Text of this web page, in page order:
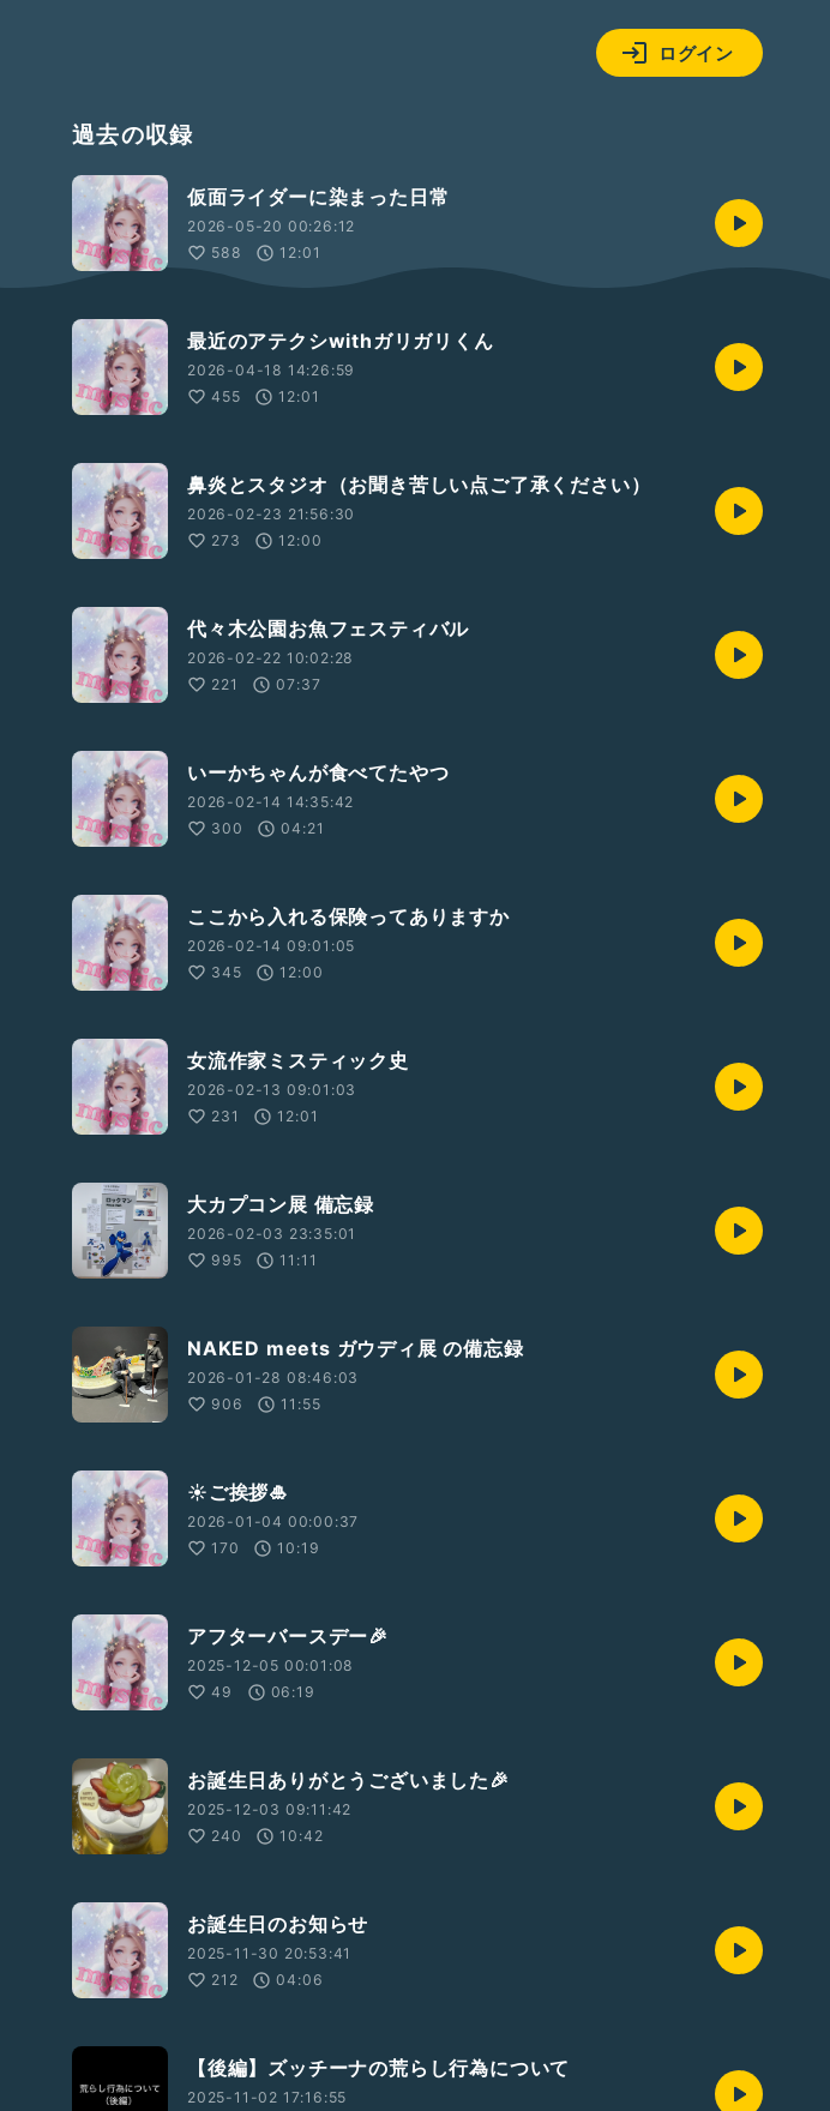
ログイン
過去の収録
仮面ライダーに染まった日常
2026-05-20 00:26:12
588
12:01
最近のアテクシwithガリガリくん
2026-04-18 14:26:59
455
12:01
鼻炎とスタジオ（お聞き苦しい点ご了承ください）
2026-02-23 21:56:30
273
12:00
代々木公園お魚フェスティバル
2026-02-22 10:02:28
221
07:37
いーかちゃんが食べてたやつ
2026-02-14 14:35:42
300
04:21
ここから入れる保険ってありますか
2026-02-14 09:01:05
345
12:00
女流作家ミスティック史
2026-02-13 09:01:03
231
12:01
大カプコン展 備忘録
2026-02-03 23:35:01
995
11:11
NAKED meets ガウディ展 の備忘録
2026-01-28 08:46:03
906
11:55
☀️ご挨拶🎍
2026-01-04 00:00:37
170
10:19
アフターバースデー🎉
2025-12-05 00:01:08
49
06:19
お誕生日ありがとうございました🎉
2025-12-03 09:11:42
240
10:42
お誕生日のお知らせ
2025-11-30 20:53:41
212
04:06
【後編】ズッチーナの荒らし行為について
2025-11-02 17:16:55